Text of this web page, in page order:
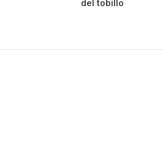
del tobillo